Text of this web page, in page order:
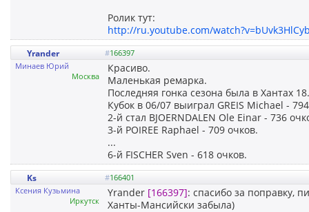
Ролик тут:
http://ru.youtube.com/
Yrander #166397
Минаев Юрий
Москва
Красиво.
Маленькая ремарка.
Последняя гонка сезона была в Хантах
Кубок в 06/07 выиграл GREIS Michael -
2-й стал BJOERNDALEN Ole Einar - 736
3-й POIREE Raphael - 709 очков.
...
6-й FISCHER Sven - 618 очков.
Ks #166401
Ксения Кузьмина
Иркутск
Yrander [166397]: спасибо за поправку,
Ханты-Мансийски забыла)